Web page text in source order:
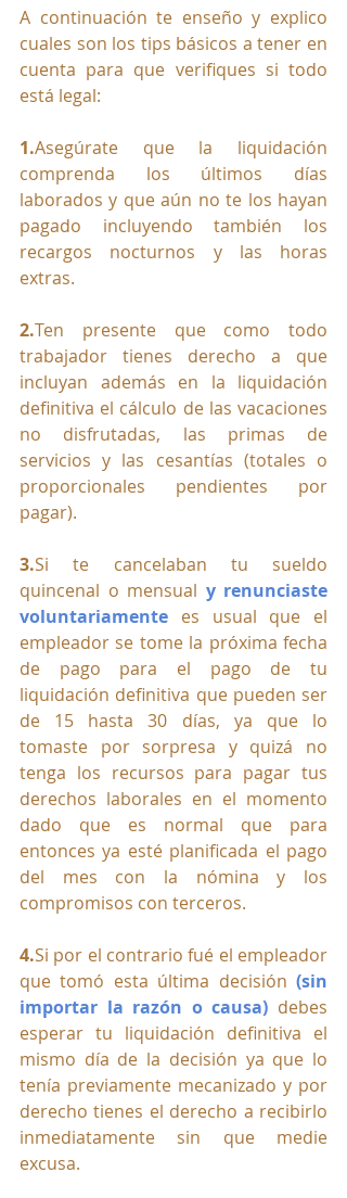
A continuación te enseño y explico
cuales son los tips básicos a tener en
cuenta para que verifiques si todo
está legal:
1.Asegúrate que la liquidación
comprenda los últimos días
laborados y que aún no te los hayan
pagado incluyendo también los
recargos nocturnos y las horas
extras.
2.Ten presente que como todo
trabajador tienes derecho a que
incluyan además en la liquidación
definitiva el cálculo de las vacaciones
no disfrutadas, las primas de
servicios y las cesantías (totales o
proporcionales pendientes por
pagar).
3.Si te cancelaban tu sueldo
quincenal o mensual y renunciaste
voluntariamente es usual que el
empleador se tome la próxima fecha
de pago para el pago de tu
liquidación definitiva que pueden ser
de 15 hasta 30 días, ya que lo
tomaste por sorpresa y quizá no
tenga los recursos para pagar tus
derechos laborales en el momento
dado que es normal que para
entonces ya esté planificada el pago
del mes con la nómina y los
compromisos con terceros.
4.Si por el contrario fué el empleador
que tomó esta última decisión (sin
importar la razón o causa) debes
esperar tu liquidación definitiva el
mismo día de la decisión ya que lo
tenía previamente mecanizado y por
derecho tienes el derecho a recibirlo
inmediatamente sin que medie
excusa.